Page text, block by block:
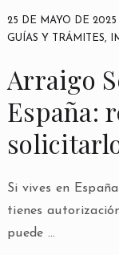
25 DE MAYO DE 2025
GUÍAS Y TRÁMITES,
Arraigo
España:
Si vives en
tienes
puede …